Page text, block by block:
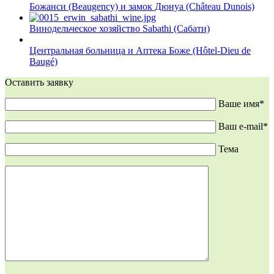
Божанси (Beaugency) и замок Дюнуа (Château Dunois)
Винодельческое хозяйство Sabathi (Сабати)
Центральная больница и Аптека Боже (Hôtel-Dieu de
Baugé)
Оставить заявку
Ваше имя*
Ваш e-mail*
Тема